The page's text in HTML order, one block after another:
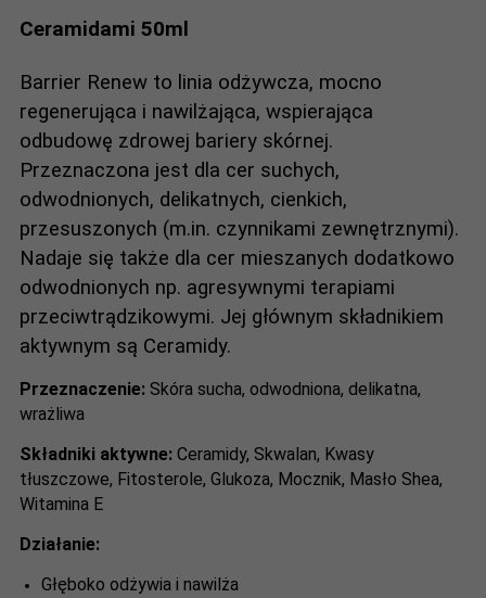
Ceramidami 50ml
Barrier Renew to linia odżywcza, mocno
regenerująca i nawilżająca, wspierająca
odbudowę zdrowej bariery skórnej.
Przeznaczona jest dla cer suchych,
odwodnionych, delikatnych, cienkich,
przesuszonych (m.in. czynnikami zewnętrznymi).
Nadaje się także dla cer mieszanych dodatkowo
odwodnionych np. agresywnymi terapiami
przeciwtrądzikowymi. Jej głównym składnikiem
aktywnym są Ceramidy.
Przeznaczenie: Skóra sucha, odwodniona, delikatna,
wrażliwa
Składniki aktywne: Ceramidy, Skwalan, Kwasy
tłuszczowe, Fitosterole, Glukoza, Mocznik, Masło Shea,
Witamina E
Działanie:
Głęboko odżywia i nawilża